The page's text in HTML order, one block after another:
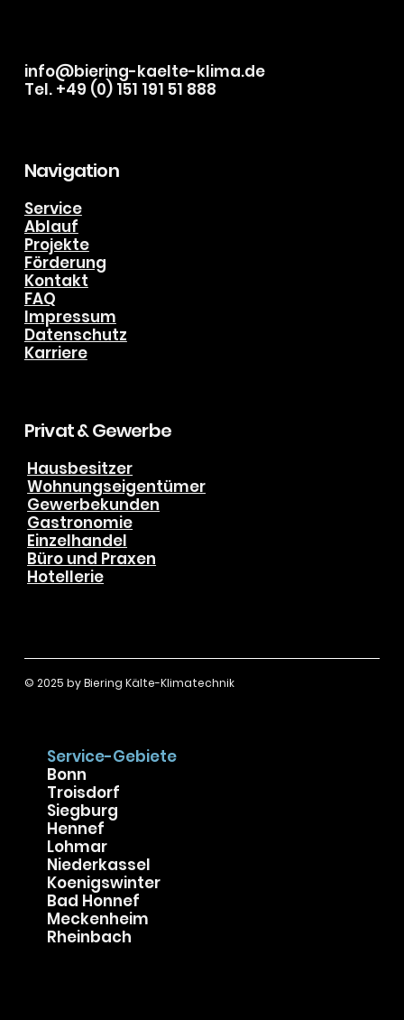
Tel. +49 (0) 151 191 51 888
Navigation
Service
Ablauf
Projekte
Förderung
Kontakt
Karriere
Privat & Gewerbe
Hausbesitzer
Wohnungseigentümer
Gewerbekunden
Hotellerie
Service-Gebiete
Bonn
Troisdorf
Siegburg
Hennef
Lohmar
Niederkassel
© 2025 byBiering Kälte-Klimatechnik